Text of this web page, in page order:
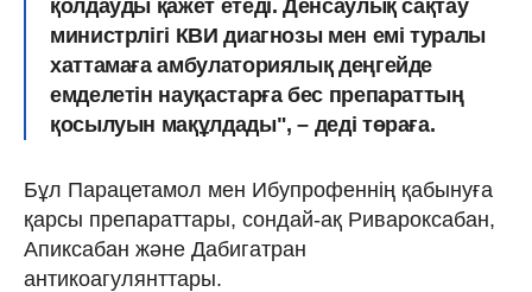
қолдауды қажет етеді. Денсаулық сақтау
министрлігі КВИ диагнозы мен емі туралы
хаттамаға амбулаториялық деңгейде
емделетін науқастарға бес препараттың
қосылуын мақұлдады", – деді төраға.
Бұл Парацетамол мен Ибупрофеннің қабынуға
қарсы препараттары, сондай-ақ Ривароксабан,
Апиксабан және Дабигатран
антикоагулянттары.